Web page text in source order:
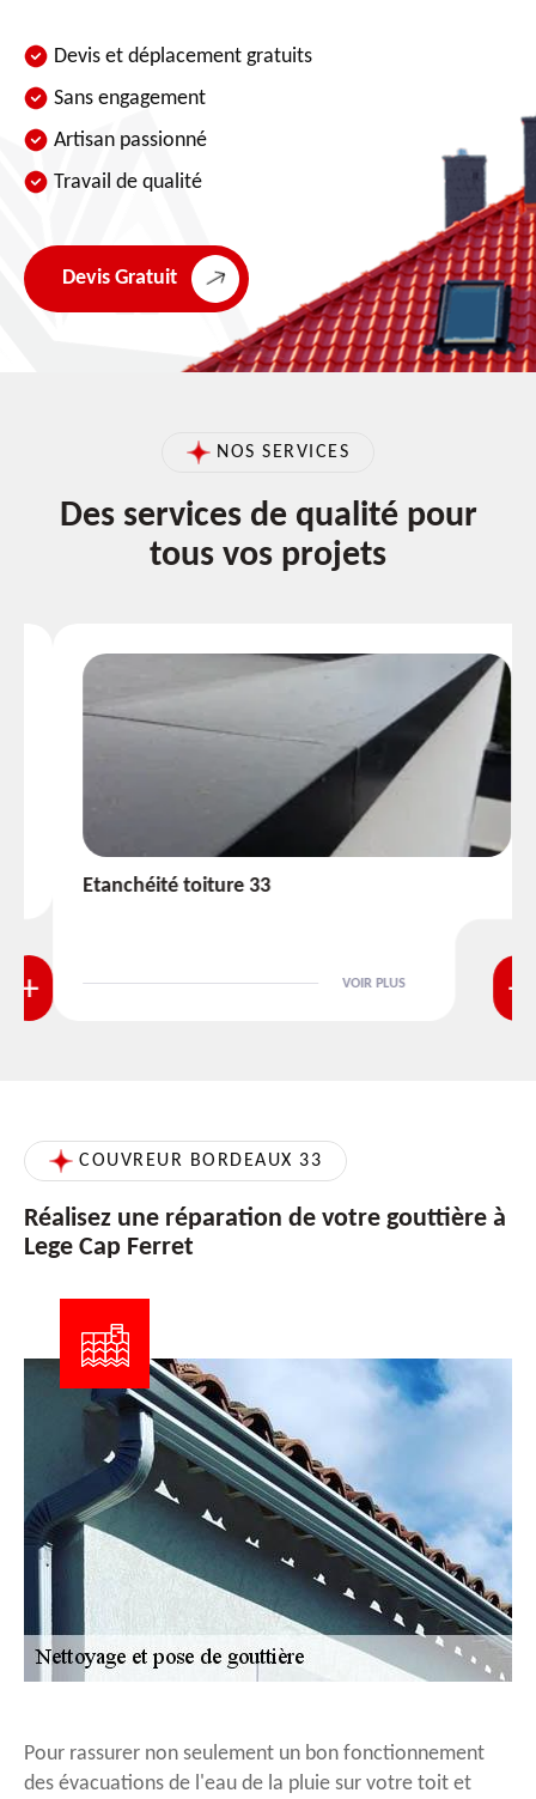
Devis et déplacement gratuits
Sans engagement
Artisan passionné
Travail de qualité
Devis Gratuit
NOS SERVICES
Des services de qualité pour
tous vos projets
Etanchéité toiture 33
VOIR PLUS
COUVREUR BORDEAUX 33
Réalisez une réparation de votre gouttière à
Lege Cap Ferret
Pour rassurer non seulement un bon fonctionnement
des évacuations de l'eau de la pluie sur votre toit et